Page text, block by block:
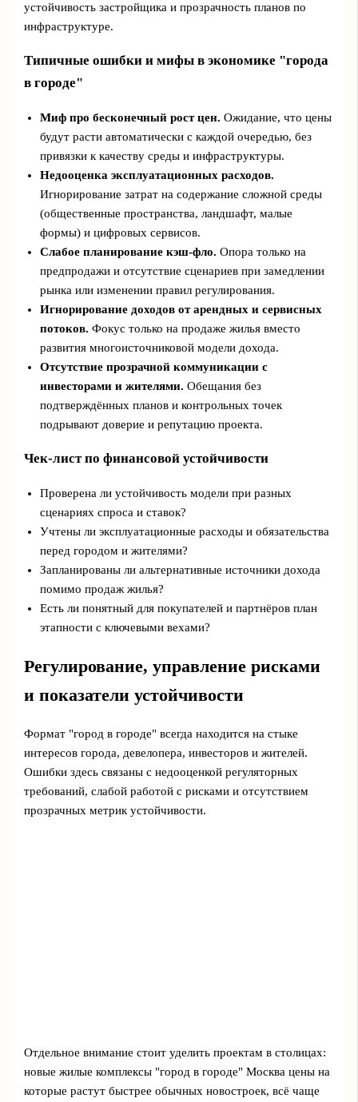
устойчивость застройщика и прозрачность планов по
инфраструктуре.
Типичные ошибки и мифы в экономике "города
в городе"
Миф про бесконечный рост цен. Ожидание, что цены
будут расти автоматически с каждой очередью, без
привязки к качеству среды и инфраструктуры.
Недооценка эксплуатационных расходов.
Игнорирование затрат на содержание сложной среды
(общественные пространства, ландшафт, малые
формы) и цифровых сервисов.
Слабое планирование кэш‑фло. Опора только на
предпродажи и отсутствие сценариев при замедлении
рынка или изменении правил регулирования.
Игнорирование доходов от арендных и сервисных
потоков. Фокус только на продаже жилья вместо
развития многоисточниковой модели дохода.
Отсутствие прозрачной коммуникации с
инвесторами и жителями. Обещания без
подтверждённых планов и контрольных точек
подрывают доверие и репутацию проекта.
Чек‑лист по финансовой устойчивости
Проверена ли устойчивость модели при разных
сценариях спроса и ставок?
Учтены ли эксплуатационные расходы и обязательства
перед городом и жителями?
Запланированы ли альтернативные источники дохода
помимо продаж жилья?
Есть ли понятный для покупателей и партнёров план
этапности с ключевыми вехами?
Регулирование, управление рисками
и показатели устойчивости
Формат "город в городе" всегда находится на стыке
интересов города, девелопера, инвесторов и жителей.
Ошибки здесь связаны с недооценкой регуляторных
требований, слабой работой с рисками и отсутствием
прозрачных метрик устойчивости.
Отдельное внимание стоит уделить проектам в столицах:
новые жилые комплексы "город в городе" Москва цены на
которые растут быстрее обычных новостроек, всё чаще